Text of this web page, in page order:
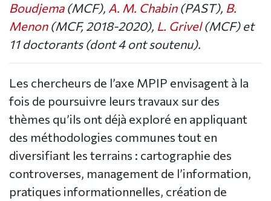
Boudjema(MCF), A. M. Chabin(PAST), B.
Menon(MCF, 2018-2020), L. Grivel(MCF) et
11 doctorants (dont 4 ont soutenu).
Les chercheurs de l’axe MPIP envisagent à la
fois de poursuivre leurs travaux sur des
thèmes qu’ils ont déjà exploré en appliquant
des méthodologies communes tout en
diversifiant les terrains : cartographie des
controverses, management de l’information,
pratiques informationnelles, création de